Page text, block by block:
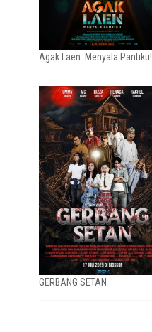
Agak Laen: Menyala Pantiku!
GERBANG SETAN